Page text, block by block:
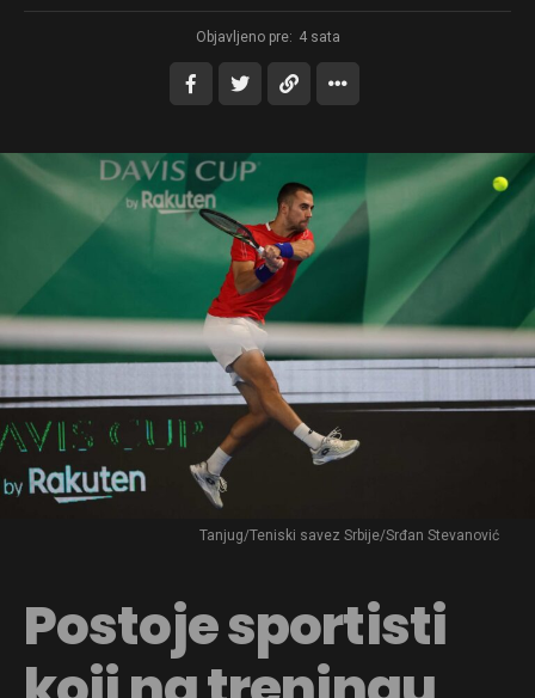
Objavljeno pre: 4 sata
Tanjug/Teniski savez Srbije/Srđan Stevanović
Postoje sportisti